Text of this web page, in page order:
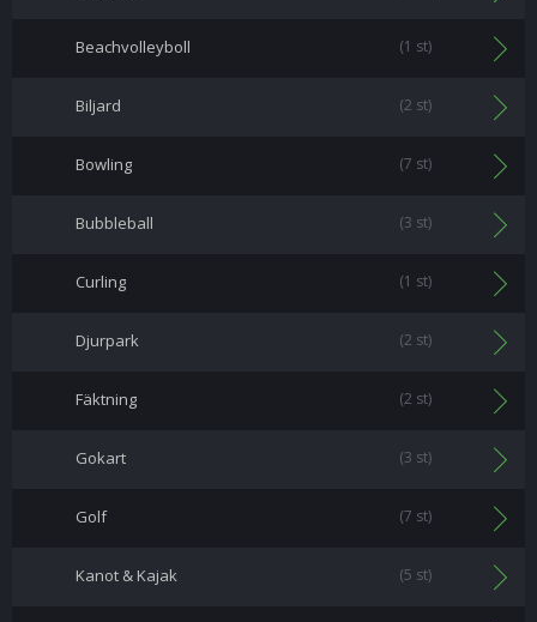
Beachvolleyboll (1 st)
Biljard (2 st)
Bowling (7 st)
Bubbleball (3 st)
Curling (1 st)
Djurpark (2 st)
Fäktning (2 st)
Gokart (3 st)
Golf (7 st)
Kanot & Kajak (5 st)